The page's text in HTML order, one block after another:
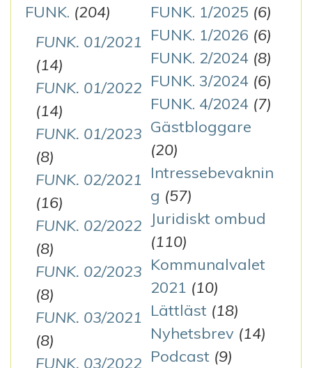
FUNK. (204)
FUNK. 01/2021
(14)
FUNK. 01/2022
(14)
FUNK. 01/2023
(8)
FUNK. 02/2021
(16)
FUNK. 02/2022
(8)
FUNK. 02/2023
(8)
FUNK. 03/2021
(8)
FUNK. 03/2022
FUNK. 1/2025 (6)
FUNK. 1/2026 (6)
FUNK. 2/2024 (8)
FUNK. 3/2024 (6)
FUNK. 4/2024 (7)
Gästbloggare
(20)
Intressebevaknin
g (57)
Juridiskt ombud
(110)
Kommunalvalet
2021 (10)
Lättläst (18)
Nyhetsbrev (14)
Podcast (9)